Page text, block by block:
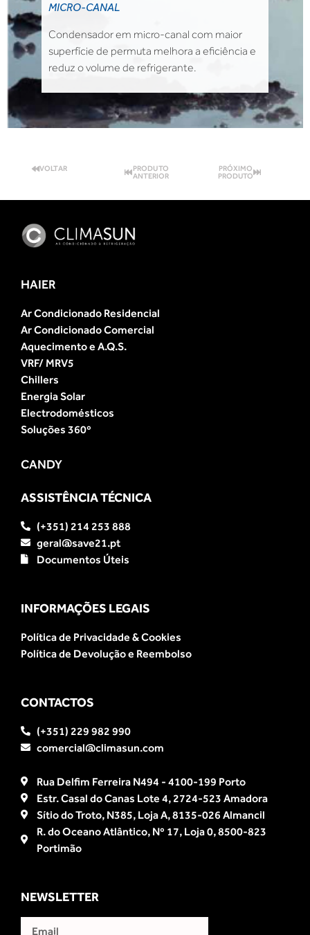
MICRO-CANAL
Condensador em micro-canal com maior
superfície de permuta melhora a eficiência e
reduz o volume de refrigerante.
VOLTAR
PRODUTO
ANTERIOR
PRÓXIMO
PRODUTO
HAIER
Ar Condicionado Residencial
Ar Condicionado Comercial
Aquecimento e A.Q.S.
VRF/ MRV5
Chillers
Energia Solar
Electrodomésticos
Soluções 360º
CANDY
ASSISTÊNCIA TÉCNICA
(+351) 214 253 888
geral@save21.pt
Documentos Úteis
INFORMAÇÕES LEGAIS
Política de Privacidade & Cookies
Política de Devolução e Reembolso
CONTACTOS
(+351) 229 982 990
comercial@climasun.com
Rua Delfim Ferreira N494 - 4100-199 Porto
Estr. Casal do Canas Lote 4, 2724-523 Amadora
Sítio do Troto, N385, Loja A, 8135-026 Almancil
R. do Oceano Atlântico, Nº 17, Loja 0, 8500-823
Portimão
NEWSLETTER